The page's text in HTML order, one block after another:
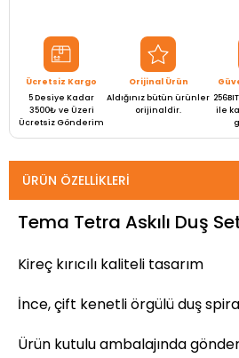
Ücretsiz Kargo
5 Desiye Kadar
3500₺ ve Üzeri
Ücretsiz Gönderim
Orijinal Ürün
Aldığınız bütün ürünler
orijinaldir.
ile
ÜRÜN ÖZELLIKLERI
Tema Tetra Askılı Duş
Kireç kırıcılı kaliteli tasarım
İnce, çift kenetli örgülü duş
Ürün kutulu ambalajında